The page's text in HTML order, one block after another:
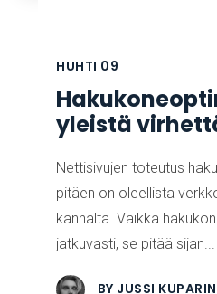
HUHTI 09
yleistä
Nettisivujen toteutus
pitäen on oleellista
kannalta. Vaikka
jatkuvasti, se pitää sijan...
BY JUSSI